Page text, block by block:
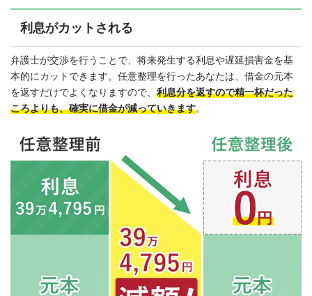
利息がカットされる
弁護士が交渉を行うことで、将来発生する利息や遅延損害金を基
本的にカットできます。任意整理を行ったあなたは、借金の元本
を返すだけでよくなりますので、 利息分を返すので精一杯だった
ころよりも、確実に借金が減っていきます。